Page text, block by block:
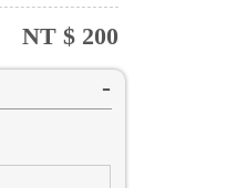
NT $ 200